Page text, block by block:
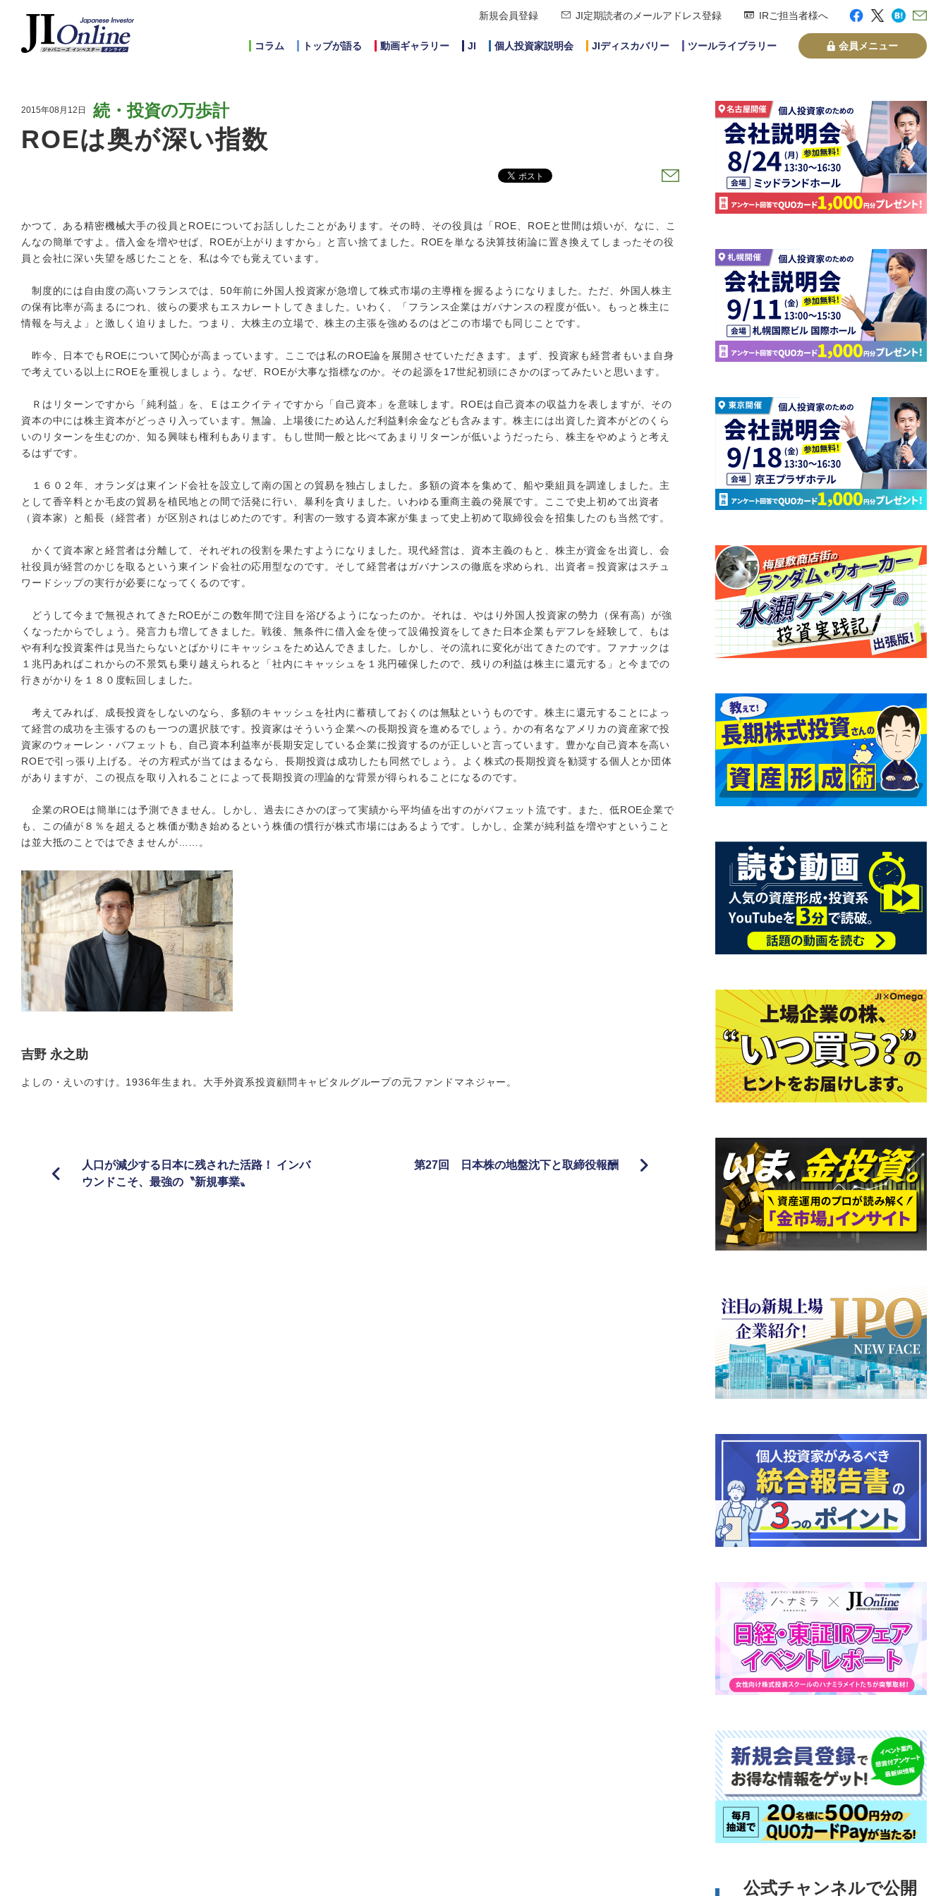
新規会員登録 JI定期読者のメールアドレス登録 IRご担当者様へ
コラム トップが語る 動画ギャラリー JI 個人投資家説明会 JIディスカバリー ツールライブラリー 会員メニュー
2015年08月12日 続・投資の万歩計
ROEは奥が深い指数
かつて、ある精密機械大手の役員とROEについてお話ししたことがあります。その時、その役員は「ROE、ROEと世間は煩いが、なに、こ
んなの簡単ですよ。借入金を増やせば、ROEが上がりますから」と言い捨てました。ROEを単なる決算技術論に置き換えてしまったその役
員と会社に深い失望を感じたことを、私は今でも覚えています。
制度的には自由度の高いフランスでは、50年前に外国人投資家が急増して株式市場の主導権を握るようになりました。ただ、外国人株主
の保有比率が高まるにつれ、彼らの要求もエスカレートしてきました。いわく、「フランス企業はガバナンスの程度が低い。もっと株主に
情報を与えよ」と激しく迫りました。つまり、大株主の立場で、株主の主張を強めるのはどこの市場でも同じことです。
昨今、日本でもROEについて関心が高まっています。ここでは私のROE論を展開させていただきます。まず、投資家も経営者もいま自身
で考えている以上にROEを重視しましょう。なぜ、ROEが大事な指標なのか。その起源を17世紀初頭にさかのぼってみたいと思います。
Ｒはリターンですから「純利益」を、Ｅはエクイティですから「自己資本」を意味します。ROEは自己資本の収益力を表しますが、その
資本の中には株主資本がどっさり入っています。無論、上場後にため込んだ利益剰余金なども含みます。株主には出資した資本がどのくら
いのリターンを生むのか、知る興味も権利もあります。もし世間一般と比べてあまりリターンが低いようだったら、株主をやめようと考え
るはずです。
１６０２年、オランダは東インド会社を設立して南の国との貿易を独占しました。多額の資本を集めて、船や乗組員を調達しました。主
として香辛料とか毛皮の貿易を植民地との間で活発に行い、暴利を貪りました。いわゆる重商主義の発展です。ここで史上初めて出資者
（資本家）と船長（経営者）が区別されはじめたのです。利害の一致する資本家が集まって史上初めて取締役会を招集したのも当然です。
かくて資本家と経営者は分離して、それぞれの役割を果たすようになりました。現代経営は、資本主義のもと、株主が資金を出資し、会
社役員が経営のかじを取るという東インド会社の応用型なのです。そして経営者はガバナンスの徹底を求められ、出資者＝投資家はスチュ
ワードシップの実行が必要になってくるのです。
どうして今まで無視されてきたROEがこの数年間で注目を浴びるようになったのか。それは、やはり外国人投資家の勢力（保有高）が強
くなったからでしょう。発言力も増してきました。戦後、無条件に借入金を使って設備投資をしてきた日本企業もデフレを経験して、もは
や有利な投資案件は見当たらないとばかりにキャッシュをため込んできました。しかし、その流れに変化が出てきたのです。ファナックは
１兆円あればこれからの不景気も乗り越えられると「社内にキャッシュを１兆円確保したので、残りの利益は株主に還元する」と今までの
行きがかりを１８０度転回しました。
考えてみれば、成長投資をしないのなら、多額のキャッシュを社内に蓄積しておくのは無駄というものです。株主に還元することによっ
て経営の成功を主張するのも一つの選択肢です。投資家はそういう企業への長期投資を進めるでしょう。かの有名なアメリカの資産家で投
資家のウォーレン・バフェットも、自己資本利益率が長期安定している企業に投資するのが正しいと言っています。豊かな自己資本を高い
ROEで引っ張り上げる。その方程式が当てはまるなら、長期投資は成功したも同然でしょう。よく株式の長期投資を勧奨する個人とか団体
がありますが、この視点を取り入れることによって長期投資の理論的な背景が得られることになるのです。
企業のROEは簡単には予測できません。しかし、過去にさかのぼって実績から平均値を出すのがバフェット流です。また、低ROE企業で
も、この値が８％を超えると株価が動き始めるという株価の慣行が株式市場にはあるようです。しかし、企業が純利益を増やすということ
は並大抵のことではできませんが……。
吉野 永之助
よしの・えいのすけ。1936年生まれ。大手外資系投資顧問キャピタルグループの元ファンドマネジャー。
人口が減少する日本に残された活路！ インバ
ウンドこそ、最強の〝新規事業〟
第27回 日本株の地盤沈下と取締役報酬
公式チャンネルで公開